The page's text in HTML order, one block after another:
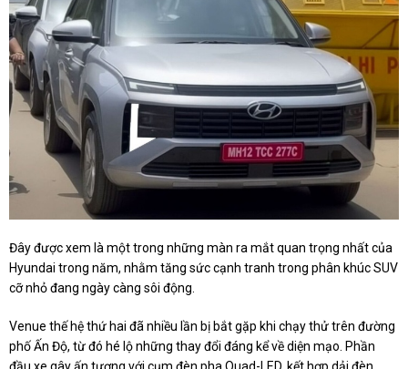
Đây được xem là một trong những màn ra mắt quan trọng nhất của
Hyundai trong năm, nhằm tăng sức cạnh tranh trong phân khúc SUV
cỡ nhỏ đang ngày càng sôi động.
Venue thế hệ thứ hai đã nhiều lần bị bắt gặp khi chạy thử trên đường
phố Ấn Độ, từ đó hé lộ những thay đổi đáng kể về diện mạo. Phần